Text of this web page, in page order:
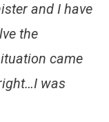
and I have
the
came
was